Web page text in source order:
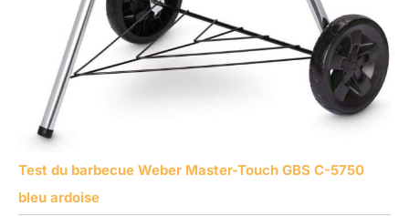
Test du barbecue Weber Master-Touch GBS C-5750
bleu ardoise